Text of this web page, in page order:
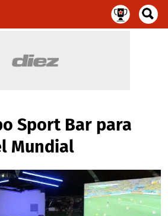
Sport Bar para
Mundial